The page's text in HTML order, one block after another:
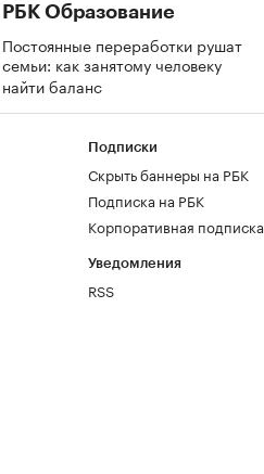
РБК Образование
Постоянные переработки рушат
семьи: как занятому человеку
найти баланс
Подписки
Скрыть баннеры на РБК
Подписка на РБК
Корпоративная подписка
Уведомления
RSS